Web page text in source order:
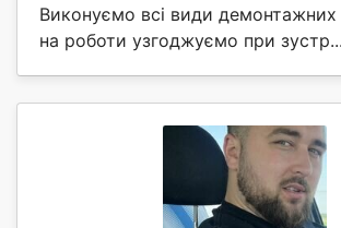
Виконуємо всі види демонтажних
на роботи узгоджуємо при зустр...